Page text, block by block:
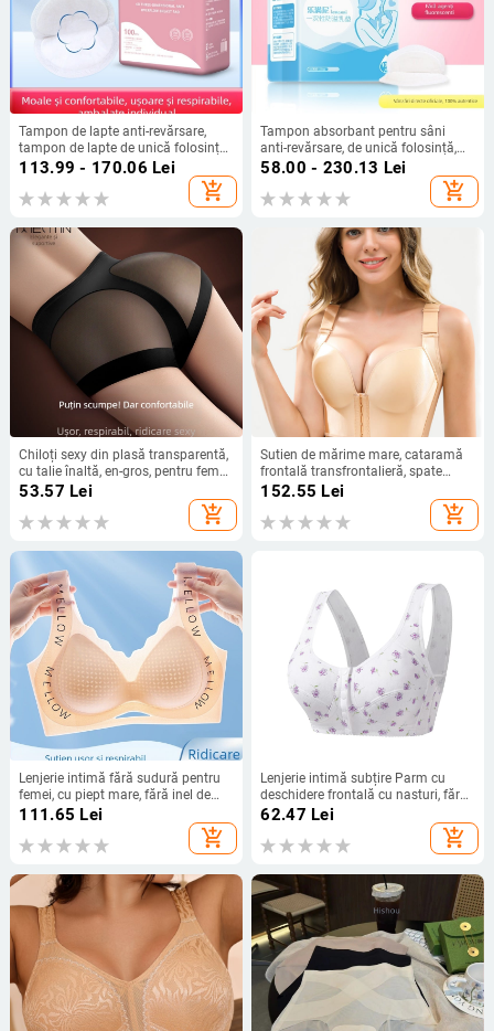
Tampon de lapte anti-revărsare,
tampon de lapte de unică folosință,
postpartum, lactație, ultra-subțire,
plasture de lapte anti-revărsare, 100
de bucăți, tampon de lapte pentru
113.99 - 170.06 Lei
add_shopping_cart
Tampon absorbant pentru sâni
anti-revărsare, de unică folosință,
ultra-subțire, postpartum, vară
subțire, etanș, pentru maternitate,
tampon absorbant pentru revărsare
58.00 - 230.13 Lei
add_shopping_cart
Chiloți sexy din plasă transparentă,
cu talie înaltă, en-gros, pentru femei,
pentru ridicarea fundului, pentru
abdomen, lenjerie modelatoare
respirabilă, chiloți modelatori, husă
53.57 Lei
add_shopping_cart
Sutien de mărime mare, cataramă
frontală transfrontalieră, spate
american, cataramă cu șapte
rânduri, piept mare, lenjerie intimă
mică, subțire, adunare, reglabil, anti-
152.55 Lei
add_shopping_cart
Lenjerie intimă fără sudură pentru
femei, cu piept mare, fără inel de
oțel, plus mărime, sport, sutien
subțire, cu linie subțire, plus mărime
111.65 Lei
add_shopping_cart
Lenjerie intimă subțire Parm cu
deschidere frontală cu nasturi, fără
inel de oțel, pentru maternitate, plus
62.47 Lei
add_shopping_cart